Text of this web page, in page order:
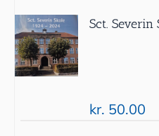
Sct. Severin
kr. 50.00